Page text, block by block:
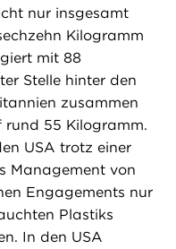
nur insgesamt
Kilogramm
mit 88
Stelle hinter den
zusammen
55 Kilogramm.
USA trotz einer
Management von
Engagements nur
Plastiks
In den USA